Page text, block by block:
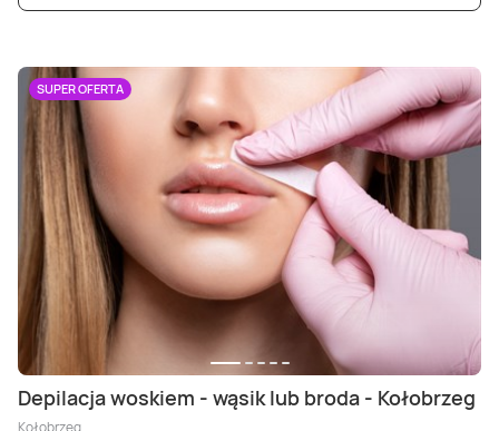
SUPER OFERTA
Depilacja woskiem - wąsik lub broda - Kołobrzeg
Kołobrzeg